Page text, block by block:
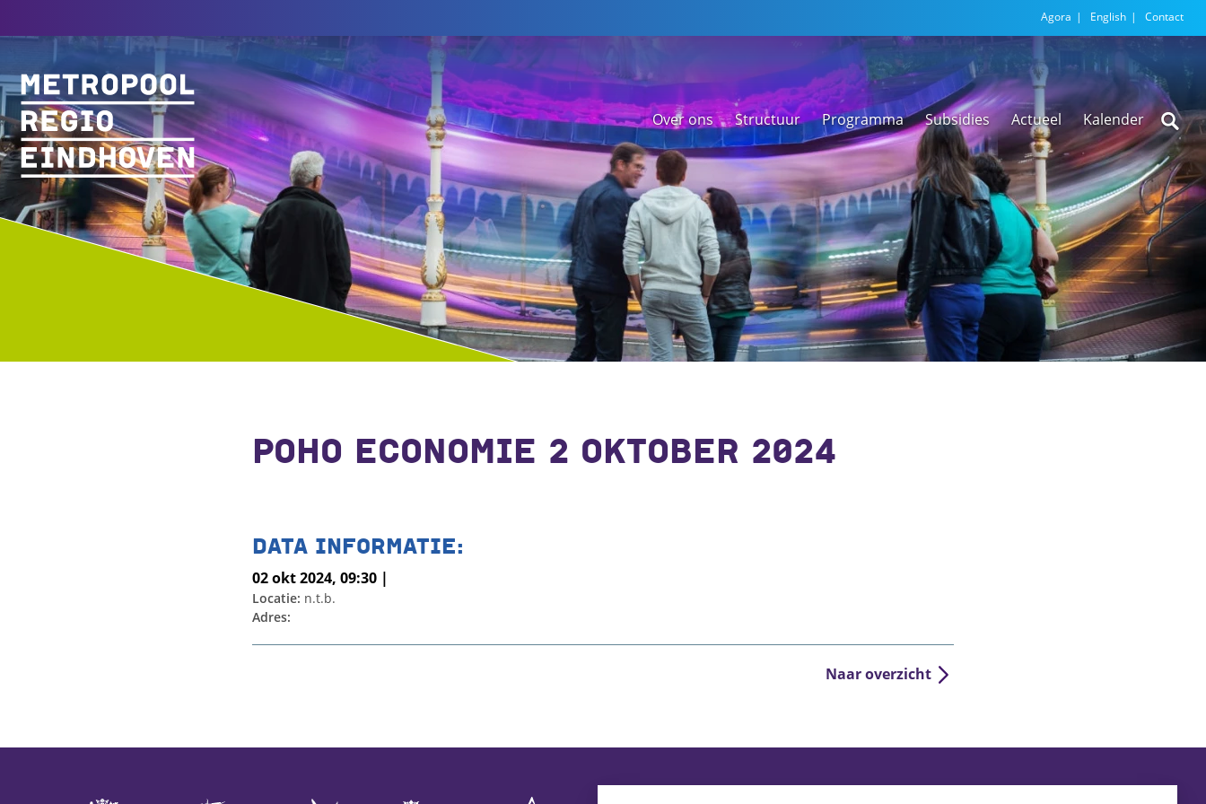
Agora English Contact
Over ons Structuur Programma
Regionale
versnellingstafel
Beethoven Wonen
Subsidies
VEX-regeling
Actueel
Nieuwsarchief
Kalender
POHO ECONOMIE 2 OKTOBER 2024
DATA INFORMATIE:
02 okt 2024, 09:30 |
Locatie: n.t.b.
Adres:
Naar overzicht